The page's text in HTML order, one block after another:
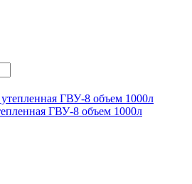
ГВУ‑8 объем 1000л